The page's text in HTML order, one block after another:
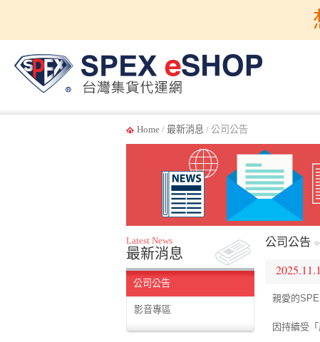
Home / 最新消息 / 公司公告
Latest News
最新消息
公司公告
影音專區
公司公告
親愛的
因持續受 「